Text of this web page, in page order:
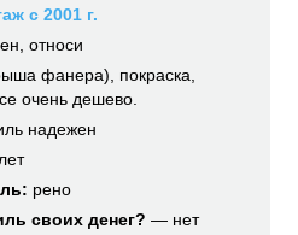
с 2001 г.
относи
фанера), покраска,
очень дешево.
надежен
рено
своих денег? — нет